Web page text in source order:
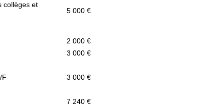
collèges et
5 000 €
2 000 €
3 000 €
F
3 000 €
7 240 €